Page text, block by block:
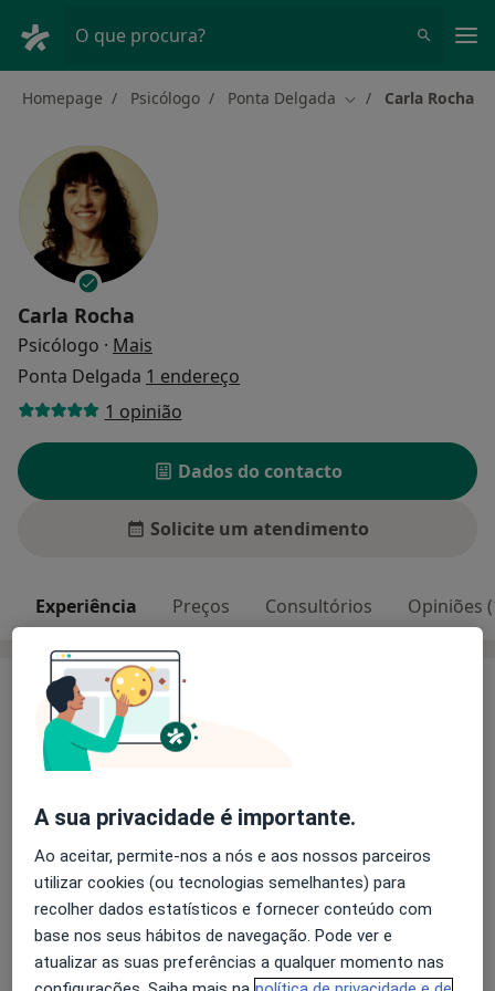
O que procura?
Homepage Psicólogo Ponta Delgada Mudar de cidade
Carla Rocha
Carla Rocha
Psicólogo · Mais
Ponta Delgada 1 endereço
1 opinião
Dados do contacto
Solicite um atendimento
Experiência Preços Consultórios Opiniões
Experiência
A viver nos Açores desde 2008​. Experiência
profissional nas seguintes áreas: saúde sexual e
reprodutiva e planeamento familiar, violência
doméstica, promoção e proteção de crianças e jovens,
implementação e avaliação de projetos de prevenção,
terapia individual, familiar e de casal.
Fazer psicoterapia significa criar uma relação
terapêutica, atenta e segura, que apoia o/s outro/s no
seu processo de autoconhecimento e autonomia. O
processo terapêutico realiza-se através de encontros
maisSobre mim
Principais doenças tratadas
Depressão Pós-Parto
Ataque de pânico
A sua privacidade é importante.
Ao aceitar, permite-nos a nós e aos nossos parceiros
utilizar cookies (ou tecnologias semelhantes) para
recolher dados estatísticos e fornecer conteúdo com
base nos seus hábitos de navegação. Pode ver e
atualizar as suas preferências a qualquer momento nas